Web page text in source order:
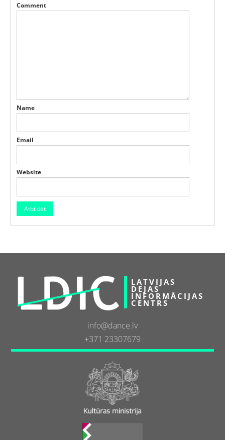
Comment
Name
Email
Website
LATVIJAS
DEJAS
INFORMĀCIJAS
CENTRS
info@dance.lv
+371 23307679